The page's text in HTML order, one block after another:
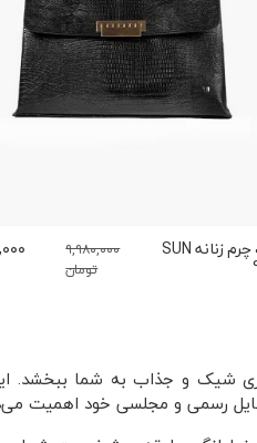
کیف چرم زنانه SUN
۹,۹۸۰,۰۰۰
تومان
و جذاب به شما ببخشد. این
رسمی و مجلسی خود اهمیت